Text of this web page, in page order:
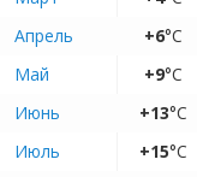
Апрель
+6°C
Май
+9°C
Июнь
+13°C
Июль
+15°C